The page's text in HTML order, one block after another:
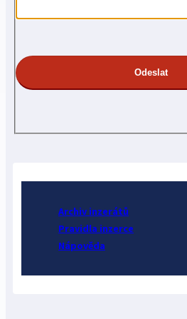
Archiv inzerátů
Pravidla inzerce
Nápověda